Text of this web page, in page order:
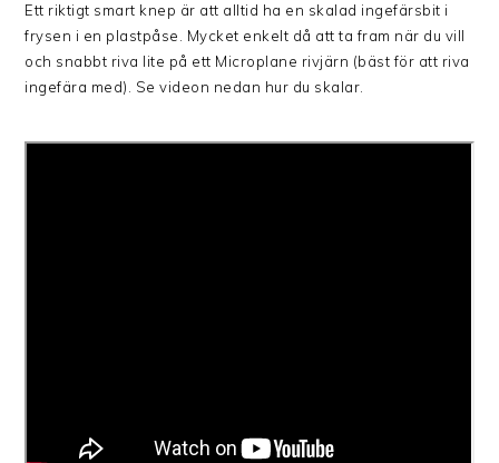
Ett riktigt smart knep är att alltid ha en skalad ingefärsbit i
frysen i en plastpåse. Mycket enkelt då att ta fram när du vill
och snabbt riva lite på ett Microplane rivjärn (bäst för att riva
ingefära med). Se videon nedan hur du skalar.